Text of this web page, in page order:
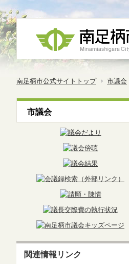
南足柄市公式サイトトップ 市議会
市議会
関連情報リンク